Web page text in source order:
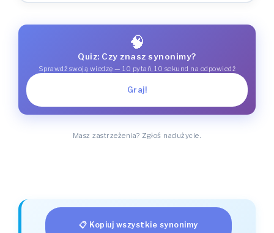
🧠
Quiz: Czy znasz synonimy?
Sprawdź swoją wiedzę — 10 pytań, 10 sekund na odpowiedź
Graj!
Masz zastrzeżenia? Zgłoś nadużycie.
📋 Kopiuj wszystkie synonimy